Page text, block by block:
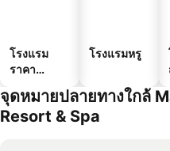
โรงแรม
ราคา
โรงแรมหรู
จุดหมายปลายทางใกล้
Resort & Spa